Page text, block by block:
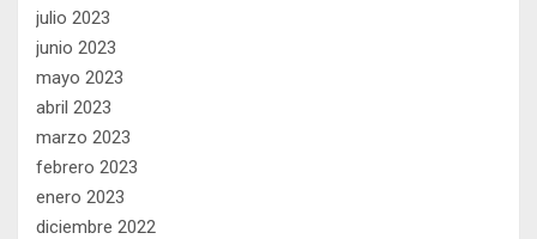
julio 2023
junio 2023
mayo 2023
abril 2023
marzo 2023
febrero 2023
enero 2023
diciembre 2022